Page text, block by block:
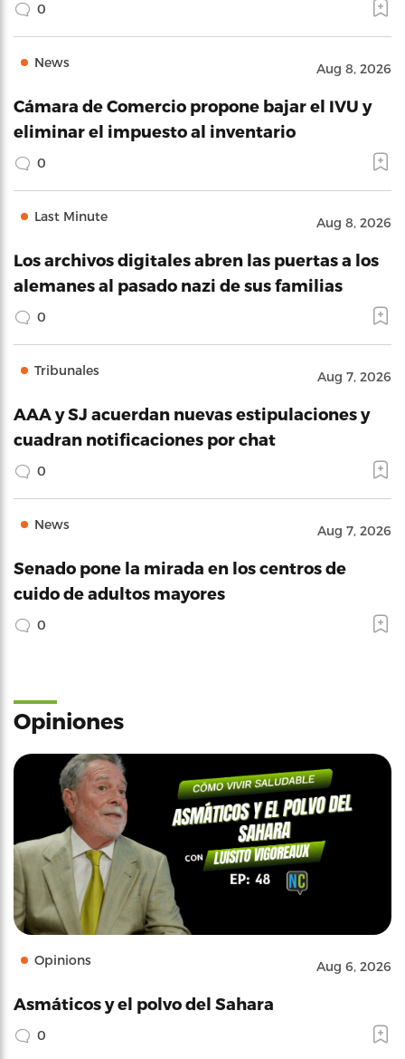
0
News Aug 8, 2026
Cámara de Comercio propone bajar el IVU y
eliminar el impuesto al inventario
0
Last Minute Aug 8, 2026
Los archivos digitales abren las puertas a los
alemanes al pasado nazi de sus familias
0
Tribunales Aug 7, 2026
AAA y SJ acuerdan nuevas estipulaciones y
cuadran notificaciones por chat
0
News Aug 7, 2026
Senado pone la mirada en los centros de
cuido de adultos mayores
0
Opiniones
Opinions Aug 6, 2026
Asmáticos y el polvo del Sahara
0